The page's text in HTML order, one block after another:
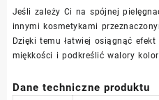
Jeśli zależy Ci na spójnej
innymi kosmetykami
Dzięki temu łatwiej osiągnąć
miękkości i podkreślić walory
Dane techniczne produktu